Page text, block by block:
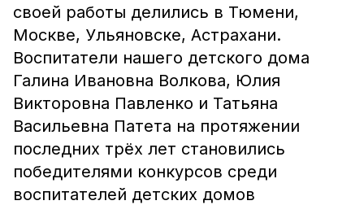
своей работы делились в Тюмени,
Москве, Ульяновске, Астрахани.
Воспитатели нашего детского дома
Галина Ивановна Волкова, Юлия
Викторовна Павленко и Татьяна
Васильевна Патета на протяжении
последних трёх лет становились
победителями конкурсов среди
воспитателей детских домов